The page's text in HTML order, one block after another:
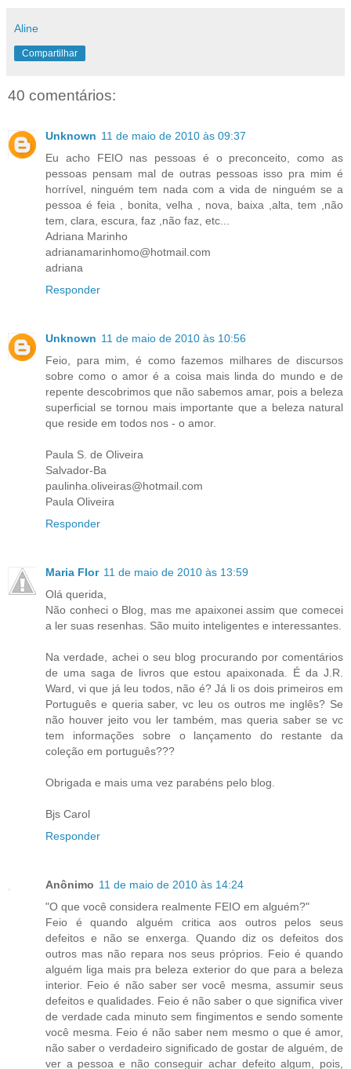
Aline
Compartilhar
40 comentários:
Unknown 11 de maio de 2010 às 09:37
Eu acho FEIO nas pessoas é o preconceito, como as
pessoas pensam mal de outras pessoas isso pra mim é
horrível, ninguém tem nada com a vida de ninguém se a
pessoa é feia , bonita, velha , nova, baixa ,alta, tem ,não
tem, clara, escura, faz ,não faz, etc...
Adriana Marinho
adrianamarinhomo@hotmail.com
adriana
Responder
Unknown 11 de maio de 2010 às 10:56
Feio, para mim, é como fazemos milhares de discursos
sobre como o amor é a coisa mais linda do mundo e de
repente descobrimos que não sabemos amar, pois a beleza
superficial se tornou mais importante que a beleza natural
que reside em todos nos - o amor.
Paula S. de Oliveira
Salvador-Ba
paulinha.oliveiras@hotmail.com
Paula Oliveira
Responder
Maria Flor 11 de maio de 2010 às 13:59
Olá querida,
Não conheci o Blog, mas me apaixonei assim que comecei
a ler suas resenhas. São muito inteligentes e interessantes.
Na verdade, achei o seu blog procurando por comentários
de uma saga de livros que estou apaixonada. É da J.R.
Ward, vi que já leu todos, não é? Já li os dois primeiros em
Português e queria saber, vc leu os outros me inglês? Se
não houver jeito vou ler também, mas queria saber se vc
tem informações sobre o lançamento do restante da
coleção em português???
Obrigada e mais uma vez parabéns pelo blog.
Bjs Carol
Responder
Anônimo 11 de maio de 2010 às 14:24
"O que você considera realmente FEIO em alguém?"
Feio é quando alguém critica aos outros pelos seus
defeitos e não se enxerga. Quando diz os defeitos dos
outros mas não repara nos seus próprios. Feio é quando
alguém liga mais pra beleza exterior do que para a beleza
interior. Feio é não saber ser você mesma, assumir seus
defeitos e qualidades. Feio é não saber o que significa viver
de verdade cada minuto sem fingimentos e sendo somente
você mesma. Feio é não saber nem mesmo o que é amor,
não saber o verdadeiro significado de gostar de alguém, de
ver a pessoa e não conseguir achar defeito algum, pois,